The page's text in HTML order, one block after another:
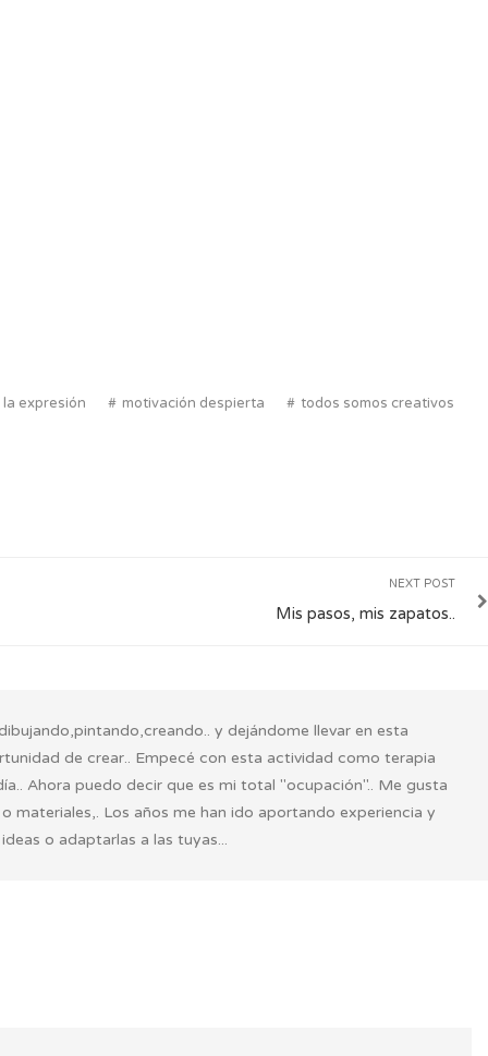
la expresión motivación despierta todos somos creativos
NEXT POST
Mis pasos, mis zapatos..
y dejándome llevar en esta
de crear.. Empecé con esta actividad como terapia
Ahora puedo decir que es mi total "ocupación".. Me gusta
materiales,. Los años me han ido aportando experiencia y
o adaptarlas a las tuyas...